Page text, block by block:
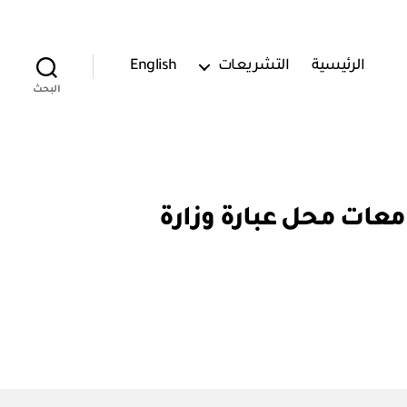
الرئيسية التشريعات English
البحث
الجامعات محل عبارة وزارة